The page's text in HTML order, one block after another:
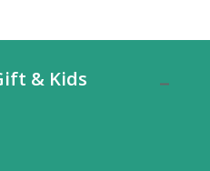
& Kids